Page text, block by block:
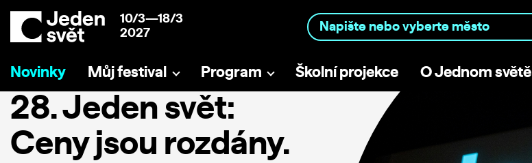
10/3—18/3
2027
Novinky Můj festival Program Školní projekce O Jednom světě
28. Jeden svět:
Ceny jsou rozdány.